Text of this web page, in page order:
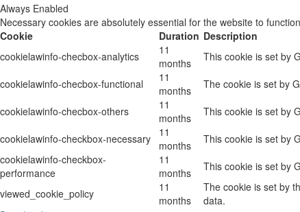
Always Enabled
Necessary cookies are absolutely essential for the website to
Cookie
Duration Description
cookielawinfo-checbox-analytics
11
months
This cookie is set by
cookielawinfo-checbox-functional
11
months
The cookie is set by
cookielawinfo-checbox-others
11
months
This cookie is set by
cookielawinfo-checkbox-necessary
11
months
This cookie is set by
cookielawinfo-checkbox-
performance
11
months
This cookie is set by
viewed_cookie_policy
11
months
The cookie is set by
data.